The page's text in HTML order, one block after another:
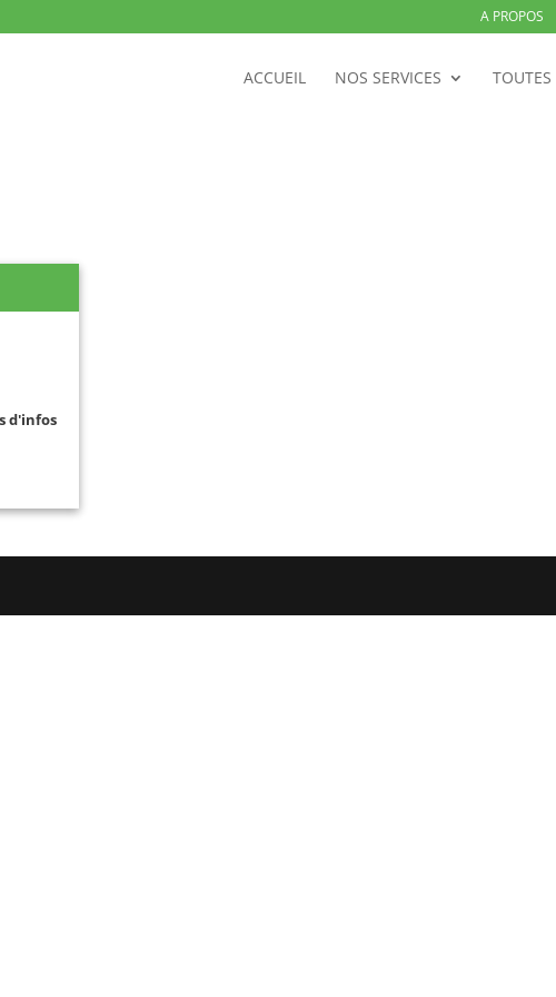
A PROPOS
ACCUEIL NOS SERVICES TOUTES
d'infos